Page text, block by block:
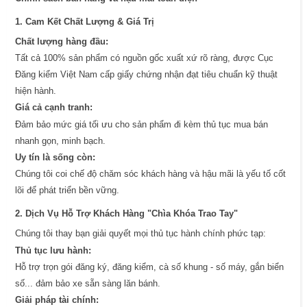
1. Cam Kết Chất Lượng & Giá Trị
Chất lượng hàng đầu:
Tất cả 100% sản phẩm có nguồn gốc xuất xứ rõ ràng, được Cục
Đăng kiểm Việt Nam cấp giấy chứng nhận đạt tiêu chuẩn kỹ thuật
hiện hành.
Giá cả cạnh tranh:
Đảm bảo mức giá tối ưu cho sản phẩm đi kèm thủ tục mua bán
nhanh gọn, minh bạch.
Uy tín là sống còn:
Chúng tôi coi chế độ chăm sóc khách hàng và hậu mãi là yếu tố cốt
lõi để phát triển bền vững.
2. Dịch Vụ Hỗ Trợ Khách Hàng "Chìa Khóa Trao Tay"
Chúng tôi thay bạn giải quyết mọi thủ tục hành chính phức tạp:
Thủ tục lưu hành:
Hỗ trợ trọn gói đăng ký, đăng kiểm, cà số khung - số máy, gắn biển
số... đảm bảo xe sẵn sàng lăn bánh.
Giải pháp tài chính: